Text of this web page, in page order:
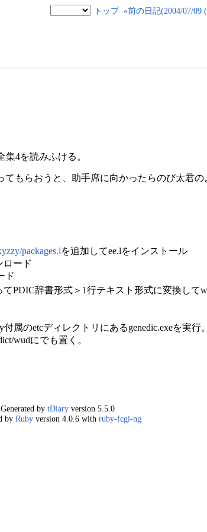
トップ «前の日記(2004/07/09
4を読みふける。
もらおうと、助手席に向かったらのび太君
packages.lを追加してee.lをインストール
ロード
ド
PDIC辞書形式＞1行テキスト形式に変換して
属のetcディレクトリにあるgenedic.exeを実行。
wudにでも置く。
Generated by tDiaryversion 5.5.0
by Ruby version 4.0.6 with ruby-fcgi-ng